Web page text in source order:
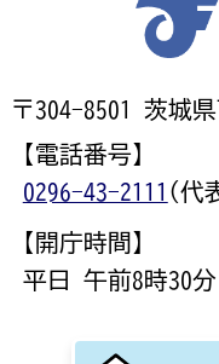
〒304-8501 茨城
【電話番号】
0296-43-2111 (代
【開庁時間】
平日 午前8時30